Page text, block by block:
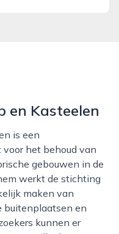
en Kasteelen
het behoud van
gebouwen in de
werkt de stichting
maken van
buitenplaatsen en
kunnen er